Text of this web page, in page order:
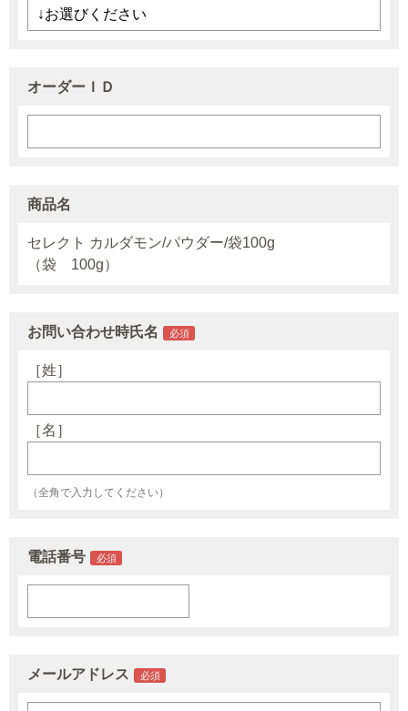
オーダーＩＤ
商品名
セレクト カルダモン/パウダー/袋100g
（袋 100g）
お問い合わせ時氏名
［姓］
［名］
（全角で入力してください）
電話番号
メールアドレス